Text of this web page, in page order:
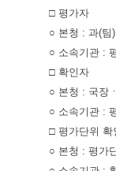
□ 평가자
○ 본청 : 과(팀
○ 소속기관 :
□ 확인자
○ 본청 : 국장
○ 소속기관 :
□ 평가단위 확
○ 본청 : 평가